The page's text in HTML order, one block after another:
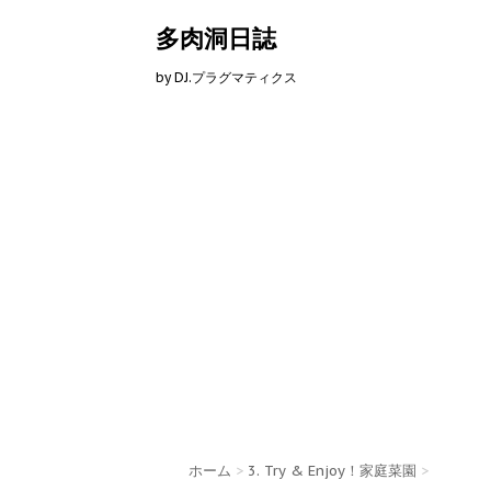
多肉洞日誌
by DJ.プラグマティクス
ホーム > 3. Try & Enjoy！家庭菜園 >